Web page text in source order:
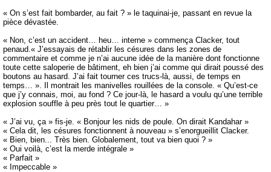
« On s’est fait bombarder, au fait ? » le taquinai-je, passant en revue la
pièce dévastée.
« Non, c’est un accident… heu… interne » commença Clacker, tout
penaud.« J’essayais de rétablir les césures dans les zones de
commentaire et comme je n’ai aucune idée de la manière dont fonctionne
toute cette saloperie de bâtiment, eh bien j’ai comme qui dirait poussé des
boutons au hasard. J’ai fait tourner ces trucs-là, aussi, de temps en
temps… ». Il montrait les manivelles rouillées de la console. « Qu’est-ce
que j’y connais, moi, au fond ? Ce jour-là, le hasard a voulu qu’une terrible
explosion souffle à peu près tout le quartier… »
« J’ai vu, ça » fis-je. « Bonjour les nids de poule. On dirait Kandahar »
« Cela dit, les césures fonctionnent à nouveau » s’enorgueillit Clacker.
« Bien, bien... Très bien. Globalement, tout va bien quoi ? »
« Oui voilà, c’est la merde intégrale »
« Parfait »
« Impeccable »